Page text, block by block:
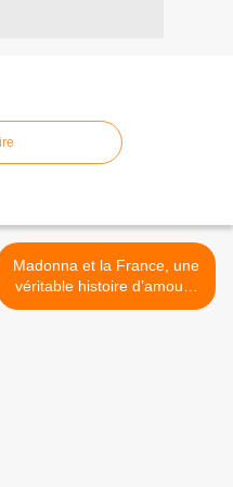
Madonna et la France, une
véritable histoire d’amour :
document inédit ce soir sur